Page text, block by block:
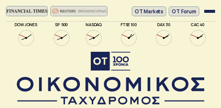
DOW JONES SP 500 NASDAQ FTSE 100 DAX 30 CAC 40
ΟΤ Markets OT Forum